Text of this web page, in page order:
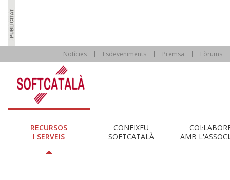
Notícies Esdeveniments Premsa Fòrums
RECURSOS
I SERVEIS
CONEIXEU
SOFTCATALÀ
AMB